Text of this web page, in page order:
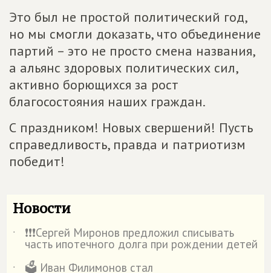
Это был не простой политический год,
но мы смогли доказать, что объединение
партий – это не просто смена названия,
а альянс здоровых политических сил,
активно борющихся за рост
благосостояния наших граждан.
С праздником! Новых свершений! Пусть
справедливость, правда и патриотизм
победит!
Новости
˙ ❗️❗️❗️Сергей Миронов предложил списывать
часть ипотечного долга при рождении детей
🗳️ Иван Филимонов стал